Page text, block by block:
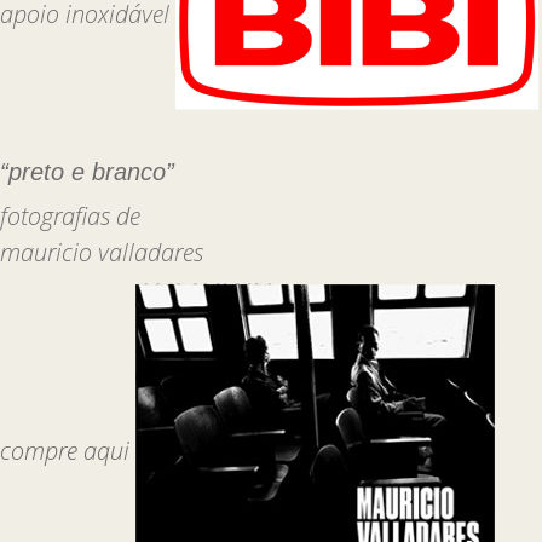
apoio inoxidável
“preto e branco”
fotografias de
mauricio valladares
compre aqui